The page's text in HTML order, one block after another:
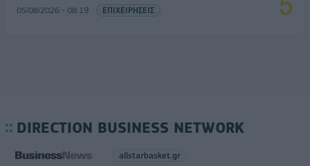
05/08/2026 - 08:19 ΕΠΙΧΕΙΡΗΣΕΙΣ
DIRECTION BUSINESS NETWORK
allstarbasket.gr